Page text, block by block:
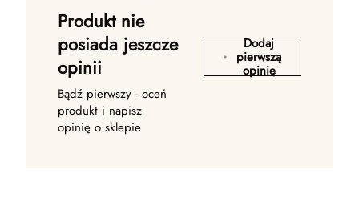
Produkt nie
posiada jeszcze
opinii
Bądź pierwszy - oceń
produkt i napisz
opinię o sklepie
Dodaj
pierwszą
opinię